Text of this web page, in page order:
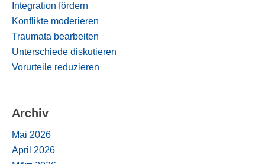
Integration fördern
Konflikte moderieren
Traumata bearbeiten
Unterschiede diskutieren
Vorurteile reduzieren
Archiv
Mai 2026
April 2026